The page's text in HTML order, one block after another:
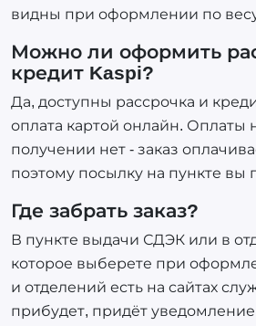
видны при оформлении по
Можно ли оформить
кредит Kaspi?
Да, доступны рассрочка и
оплата картой онлайн.
получении нет - заказ
поэтому посылку на пункте вы
Где забрать заказ?
В пункте выдачи СДЭК или в
которое выберете при
и отделений есть на сайтах
прибудет, придёт